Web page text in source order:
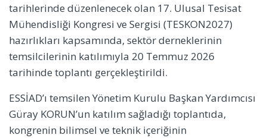
tarihlerinde düzenlenecek olan 17. Ulusal Tesisat
Mühendisliği Kongresi ve Sergisi (TESKON2027)
hazırlıkları kapsamında, sektör derneklerinin
temsilcilerinin katılımıyla 20 Temmuz 2026
tarihinde toplantı gerçekleştirildi.
ESSİAD’ı temsilen Yönetim Kurulu Başkan Yardımcısı
Güray KORUN’un katılım sağladığı toplantıda,
kongrenin bilimsel ve teknik içeriğinin